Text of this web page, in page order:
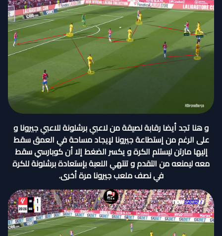
و هنا تجد أيضا رقابة لصيقة من لاعبي برشلونة للاعبي جيرونا و
على الرغم من إستطاعة جيرونا لإيجاد مساحة في العمق سقط
إليها مارتن ليستلم الكرة و يكسر الضغط إلا أن كوبارسي سقط
معه ليمنعه من التقدم و تنتهي اللعبة بإستعادة برشلونة للكرة
في نصف ملعب جيرونا مرة أخرى.